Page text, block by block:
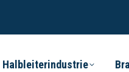
Halbleiterindustrie